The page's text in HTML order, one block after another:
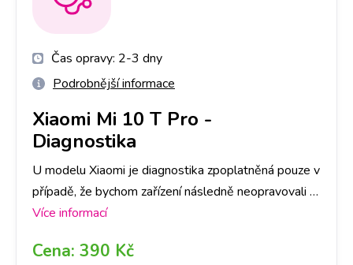
Čas opravy: 2-3 dny
Podrobnější informace
Xiaomi Mi 10 T Pro -
Diagnostika
U modelu Xiaomi je diagnostika zpoplatněná pouze v
případě, že bychom zařízení následně neopravovali a
to částkou dle ceníku. V opačném případě je, v rámci
diagnostiky u nás na pobočce, abychom dokázali
Více informací
Cena: 390 Kč